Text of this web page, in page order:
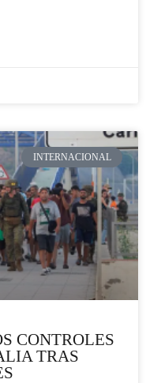
INTERNACIONAL
CONTROLES
TRAS